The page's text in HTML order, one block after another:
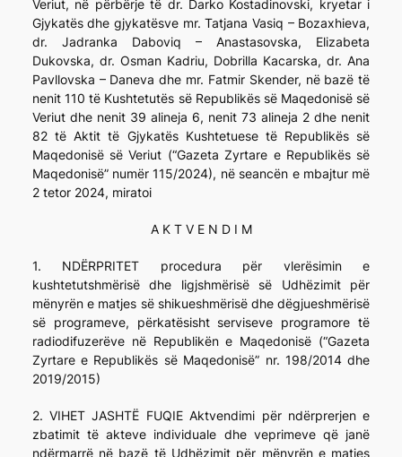
Veriut, në përbërje të dr. Darko Kostadinovski, kryetar i
Gjykatës dhe gjykatësve mr. Tatjana Vasiq – Bozaxhieva,
dr. Jadranka Daboviq – Anastasovska, Elizabeta
Dukovska, dr. Osman Kadriu, Dobrilla Kacarska, dr. Ana
Pavllovska – Daneva dhe mr. Fatmir Skender, në bazë të
nenit 110 të Kushtetutës së Republikës së Maqedonisë së
Veriut dhe nenit 39 alineja 6, nenit 73 alineja 2 dhe nenit
82 të Aktit të Gjykatës Kushtetuese të Republikës së
Maqedonisë së Veriut (“Gazeta Zyrtare e Republikës së
Maqedonisë” numër 115/2024), në seancën e mbajtur më
2 tetor 2024, miratoi
A K T V E N D I M
1. NDËRPRITET procedura për vlerësimin e
kushtetutshmërisë dhe ligjshmërisë së Udhëzimit për
mënyrën e matjes së shikueshmërisë dhe dëgjueshmërisë
së programeve, përkatësisht serviseve programore të
radiodifuzerëve në Republikën e Maqedonisë (“Gazeta
Zyrtare e Republikës së Maqedonisë” nr. 198/2014 dhe
2019/2015)
2. VIHET JASHTË FUQIE Aktvendimi për ndërprerjen e
zbatimit të akteve individuale dhe veprimeve që janë
ndërmarrë në bazë të Udhëzimit për mënyrën e matjes